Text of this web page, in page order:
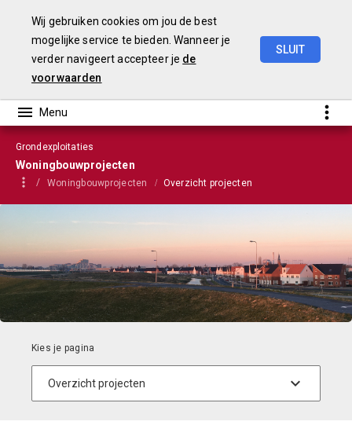
Wij gebruiken cookies om jou de best
mogelijke service te bieden. Wanneer je
verder navigeert accepteer je de
voorwaarden
SLUIT
Grondexploitaties
Woningbouwprojecten
Woningbouwprojecten Overzicht projecten